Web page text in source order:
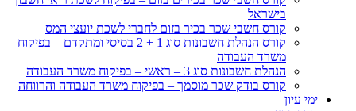
בישראל
קורס חשבי שכר בכיר בזום לחברי לשכת יועצי המס
קורס הנהלת חשבונות סוג 1 + 2 בסיסי ומתקדם – בפיקוח
משרד העבודה
הנהלת חשבונות סוג 3 – ראשי – בפיקוח משרד העבודה
קורס בודק שכר מוסמך – בפיקוח משרד העבודה והרווחה
ימי עיון